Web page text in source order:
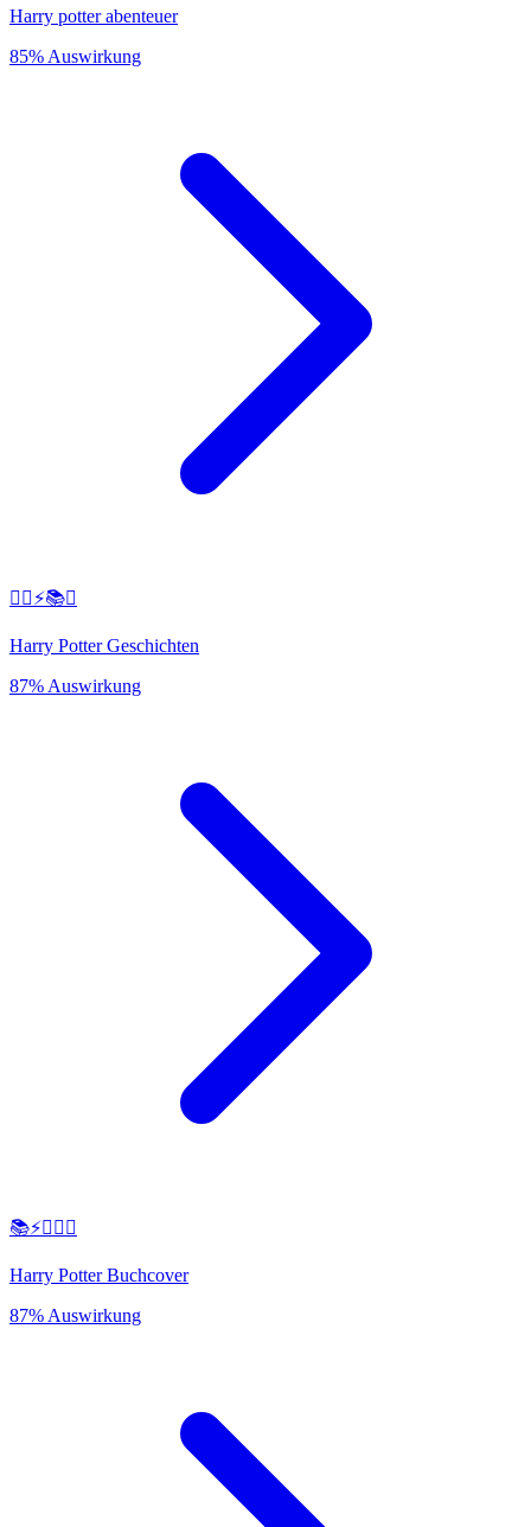
Harry potter abenteuer
85% Auswirkung
🧙‍♂️⚡️📚✨
Harry Potter Geschichten
87% Auswirkung
📚⚡️🧙‍♂️✨
Harry Potter Buchcover
87% Auswirkung